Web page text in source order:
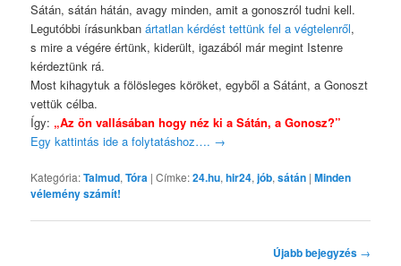
Sátán, sátán hátán, avagy minden, amit a gonoszról tudni kell.
Legutóbbi írásunkbanártatlan kérdést tettünk fel a végtelenről,
s mire a végére értünk, kiderült, igazából már megint Istenre
kérdeztünk rá.
Most kihagytuk a fölösleges köröket, egyből a Sátánt, a Gonoszt
vettük célba.
Így: „Az ön vallásában hogy néz ki a Sátán, a Gonosz?”
Egy kattintás ide a folytatáshoz…. →
Kategória:Talmud,Tóra |Címke:24.hu,hir24,jób,sátán |Minden
vélemény számít!
Újabb bejegyzés →